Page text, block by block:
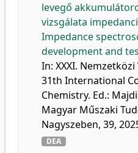
levegő
vizsgálata
Impedance
development and
In: XXXI.
31th International
Chemistry. Ed.:
Magyar Műszaki
Nagyszeben, 39,
DEA